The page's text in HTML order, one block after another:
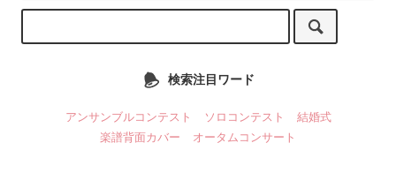
検索注目ワード
アンサンブルコンテスト ソロコンテスト
結婚式
楽譜背面カバー
オータムコンサート